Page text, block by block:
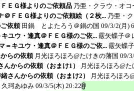
ＥＧ様よりのご依頼品 乃亜・クラウ・オ
ＦＥＧ様よりのご依頼絵（２枚... 乃亜・
依頼 田鍋 とよたろう＠鍋の国 09/3/2(月)
ユウ・逢真＠ＦＥＧ様のご依... 霰矢蝶子＠
＝キユウ・逢真＠ＦＥＧ様のご依... 霰矢蝶
らの依頼 月光ほろほろ@たけきの藩国 09/
からの依頼（おまけ1）
月光ほろほろ@
さんからの依頼（おまけ2）
月光ほろほろ
久珂あゆみ 09/3/5(木) 20:22